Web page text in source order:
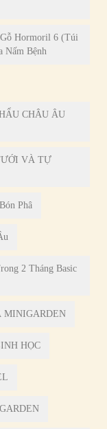
Gỗ Hormoril 6 (Túi
Nấm Bệnh
CHÂU ÂU
VÀ TỰ
Phâ
2 Tháng Basic
MINIGARDEN
HỌC